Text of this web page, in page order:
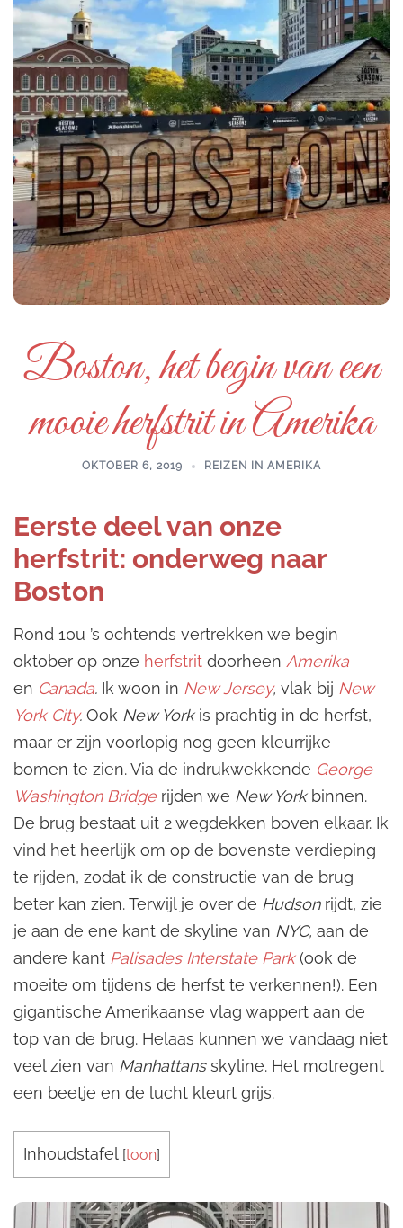
Boston, het begin van een
mooie herfstrit in Amerika
OKTOBER 6, 2019 REIZEN IN AMERIKA
Eerste deel van onze
herfstrit: onderweg naar
Boston
Rond 10u ’s ochtends vertrekken we begin
oktober op onze herfstrit doorheen Amerika
en Canada. Ik woon in New Jersey, vlak bij New
York City. Ook New Yorkis prachtig in de herfst,
maar er zijn voorlopig nog geen kleurrijke
bomen te zien. Via de indrukwekkende George
Washington Bridgerijden we New York binnen.
De brug bestaat uit 2 wegdekken boven elkaar. Ik
vind het heerlijk om op de bovenste verdieping
te rijden, zodat ik de constructie van de brug
beter kan zien. Terwijl je over de Hudson rijdt, zie
je aan de ene kant de skyline van NYC, aan de
andere kant Palisades Interstate Park(ook de
moeite om tijdens de herfst te verkennen!). Een
gigantische Amerikaanse vlag wappert aan de
top van de brug. Helaas kunnen we vandaag niet
veel zien van Manhattansskyline. Het motregent
een beetje en de lucht kleurt grijs.
Inhoudstafel [toon]